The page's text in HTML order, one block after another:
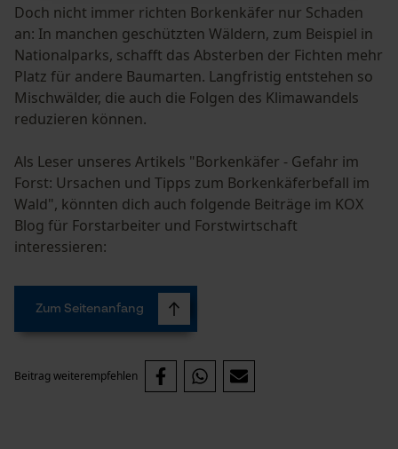
Doch nicht immer richten Borkenkäfer nur Schaden
an: In manchen geschützten Wäldern, zum Beispiel in
Nationalparks, schafft das Absterben der Fichten mehr
Platz für andere Baumarten. Langfristig entstehen so
Mischwälder, die auch die Folgen des Klimawandels
reduzieren können.
Als Leser unseres Artikels "Borkenkäfer - Gefahr im
Forst: Ursachen und Tipps zum Borkenkäferbefall im
Wald", könnten dich auch folgende Beiträge im KOX
Blog für Forstarbeiter und Forstwirtschaft
interessieren:
Zum Seitenanfang
Beitrag weiterempfehlen
Notwendige Cookies
Prüfung setzen von Cookies
Session ID
Econda Tag Manager
Statistik Cookies